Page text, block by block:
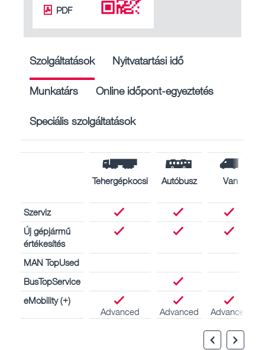
PDF
Szolgáltatások Nyitvatartási idő
Munkatárs Online időpont-egyeztetés
Speciális szolgáltatások
Tehergépkocsi Autóbusz Van
Szerviz
Új gépjármű
értékesítés
MAN TopUsed
BusTopService
eMobility (+)
Advanced
Advanced Advanced